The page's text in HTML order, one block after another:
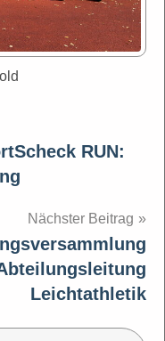
RUN:
Nächster Beitrag
Leichtathletik